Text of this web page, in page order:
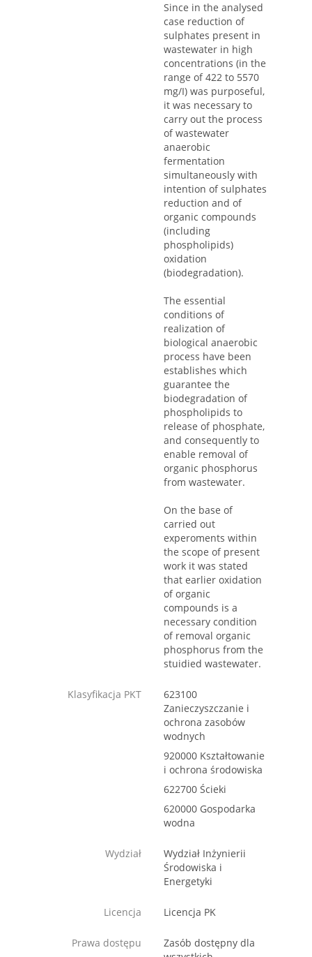
Since in the analysed
case reduction of
sulphates present in
wastewater in high
concentrations (in the
range of 422 to 5570
mg/I) was purposeful,
it was necessary to
carry out the process
of wastewater
anaerobic
fermentation
simultaneously with
intention of sulphates
reduction and of
organic compounds
(including
phospholipids)
oxidation
(biodegradation).
The essential
conditions of
realization of
biological anaerobic
process have been
establishes which
guarantee the
biodegradation of
phospholipids to
release of phosphate,
and consequently to
enable removal of
organic phosphorus
from wastewater.
On the base of
carried out
experoments within
the scope of present
work it was stated
that earlier oxidation
of organic
compounds is a
necessary condition
of removal organic
phosphorus from the
stuidied wastewater.
Klasyfikacja PKT
623100
Zanieczyszczanie i
ochrona zasobów
wodnych
920000 Kształtowanie
i ochrona środowiska
622700 Ścieki
620000 Gospodarka
wodna
Wydział
Wydział Inżynierii
Środowiska i
Energetyki
Licencja Licencja PK
Prawa dostępu
Zasób dostępny dla